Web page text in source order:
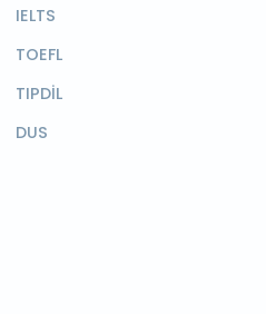
IELTS
TOEFL
TIPDİL
DUS